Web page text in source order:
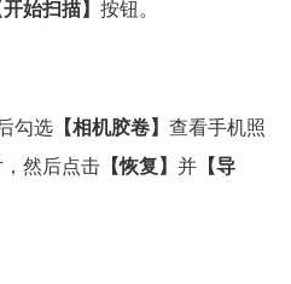
开始扫描】 按钮。
勾选【相机胶卷】 查看手机照
然后点击【恢复】 并【导